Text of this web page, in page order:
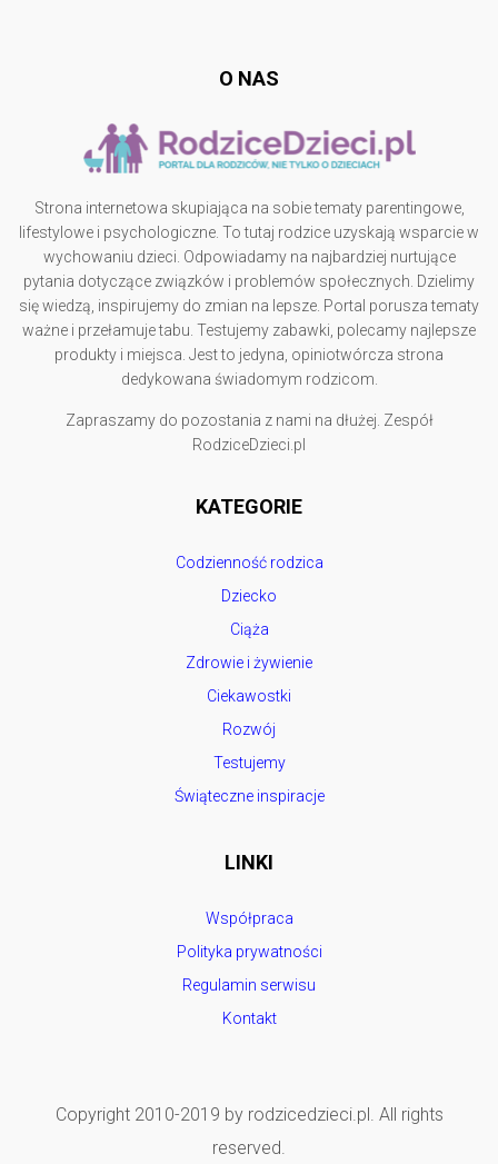
O NAS
Strona internetowa skupiająca na sobie tematy parentingowe,
lifestylowe i psychologiczne. To tutaj rodzice uzyskają wsparcie w
wychowaniu dzieci. Odpowiadamy na najbardziej nurtujące
pytania dotyczące związków i problemów społecznych. Dzielimy
się wiedzą, inspirujemy do zmian na lepsze. Portal porusza tematy
ważne i przełamuje tabu. Testujemy zabawki, polecamy najlepsze
produkty i miejsca. Jest to jedyna, opiniotwórcza strona
dedykowana świadomym rodzicom.
Zapraszamy do pozostania z nami na dłużej. Zespół
RodziceDzieci.pl
KATEGORIE
Codzienność rodzica
Dziecko
Ciąża
Zdrowie i żywienie
Ciekawostki
Rozwój
Testujemy
Świąteczne inspiracje
LINKI
Współpraca
Polityka prywatności
Regulamin serwisu
Kontakt
Copyright 2010-2019 by rodzicedzieci.pl. All rights
reserved.